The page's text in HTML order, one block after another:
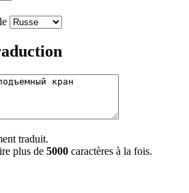
traduit.
plus de 5000 caractères à la fois.